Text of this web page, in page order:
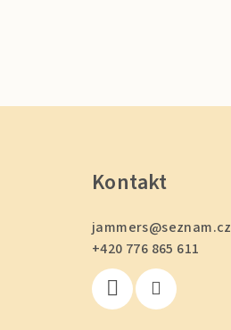
Kontakt
jammers@seznam.cz
+420 776 865 611